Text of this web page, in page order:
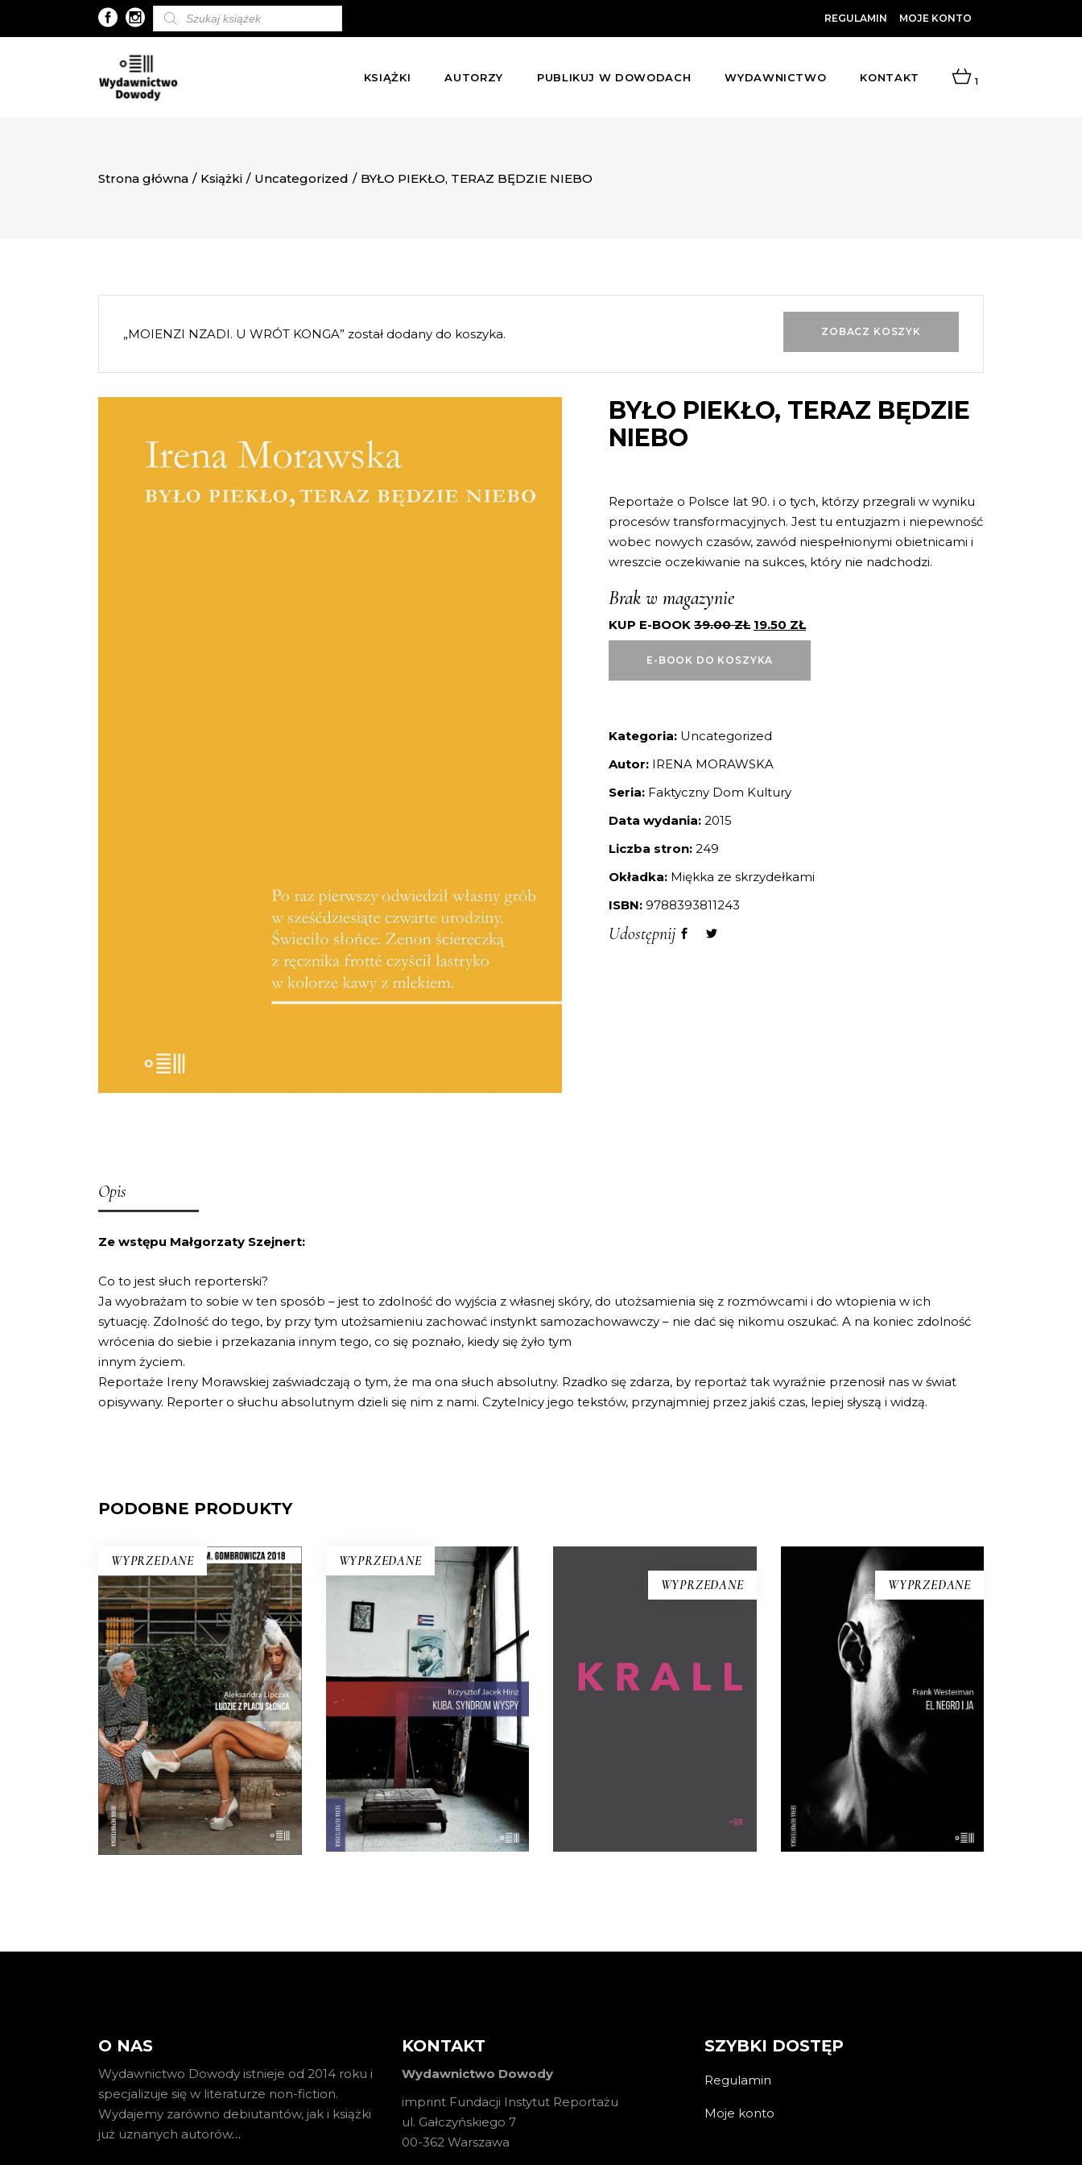
Wyszukiwarka
produktów
REGULAMIN MOJE KONTO
KSIĄŻKI AUTORZY PUBLIKUJ W DOWODACH WYDAWNICTWO KONTAKT 1
Strona główna / Książki / Uncategorized / BYŁO PIEKŁO, TERAZ BĘDZIE NIEBO
ZOBACZ KOSZYK
„MOIENZI NZADI. U WRÓT KONGA” został dodany do koszyka.
BYŁO PIEKŁO, TERAZ BĘDZIE
NIEBO
Reportaże o Polsce lat 90. i o tych, którzy przegrali w wyniku
procesów transformacyjnych. Jest tu entuzjazm i niepewność
wobec nowych czasów, zawód niespełnionymi obietnicami i
wreszcie oczekiwanie na sukces, który nie nadchodzi.
Brak w magazynie
KUP E-BOOK 39.00ZŁ 19.50 ZŁ
E-BOOK DO KOSZYKA
Kategoria: Uncategorized
Autor: IRENA MORAWSKA
Seria: Faktyczny Dom Kultury
Data wydania: 2015
Liczba stron: 249
Okładka: Miękka ze skrzydełkami
ISBN: 9788393811243
Udostępnij
Opis
Ze wstępu Małgorzaty Szejnert:
Co to jest słuch reporterski?
Ja wyobrażam to sobie w ten sposób – jest to zdolność do wyjścia z własnej skóry, do utożsamienia się z rozmówcami i do wtopienia w ich
sytuację. Zdolność do tego, by przy tym utożsamieniu zachować instynkt samozachowawczy – nie dać się nikomu oszukać. A na koniec zdolność
wrócenia do siebie i przekazania innym tego, co się poznało, kiedy się żyło tym
innym życiem.
Reportaże Ireny Morawskiej zaświadczają o tym, że ma ona słuch absolutny. Rzadko się zdarza, by reportaż tak wyraźnie przenosił nas w świat
opisywany. Reporter o słuchu absolutnym dzieli się nim z nami. Czytelnicy jego tekstów, przynajmniej przez jakiś czas, lepiej słyszą i widzą.
PODOBNE PRODUKTY
WYPRZEDANE
E-BOOK DO
KOSZYKA
LUDZIE Z PLACU SŁOŃCA
Intymny portret kraju na
rozdrożu. Miejsca, w którym coś
się skończyło, a nowe jeszcze nie
zaczęło. Reportaże o Hiszpanii z
krwi i kości, a nie z turystycznego
folderu.
39.00zł 19.50zł
WYPRZEDANE
E-BOOK DO
KOSZYKA
KUBA. SYNDROM WYSPY
Rewolucja i dysydenci, Kubanki
walczące o podpaski i
Kubańczycy, którzy obrażają
rewolucję szortami i sandałami.
Jest tu dawna świetność
Hawany, są prosięta hodowane w
wannach i jest krowa – bohaterka
rewolucji.
44.00zł 22.00zł
WYPRZEDANE
Krall, wybitna reporterka, ta, która
opisywała innych, staje się tu
WYPRZEDANE
EL NEGRO I JA
Próba odtworzenia życia tzw.
buszmena z Banyoles –
wypchanego człowieka, który był
eksponatem muzealnym aż do
lat 90. XX wieku. Holenderki
reporter przywraca buszmenowi
z Banyoles ludzką godność i
stawia pytania o istotę rasizmu.
O NAS
Wydawnictwo Dowody istnieje od 2014 roku i
specjalizuje się w literaturze non-fiction.
Wydajemy zarówno debiutantów, jak i książki
już uznanych autorów…
KONTAKT
Wydawnictwo Dowody
imprint Fundacji Instytut Reportażu
ul. Gałczyńskiego 7
00-362 Warszawa
SZYBKI DOSTĘP
Regulamin
Moje konto